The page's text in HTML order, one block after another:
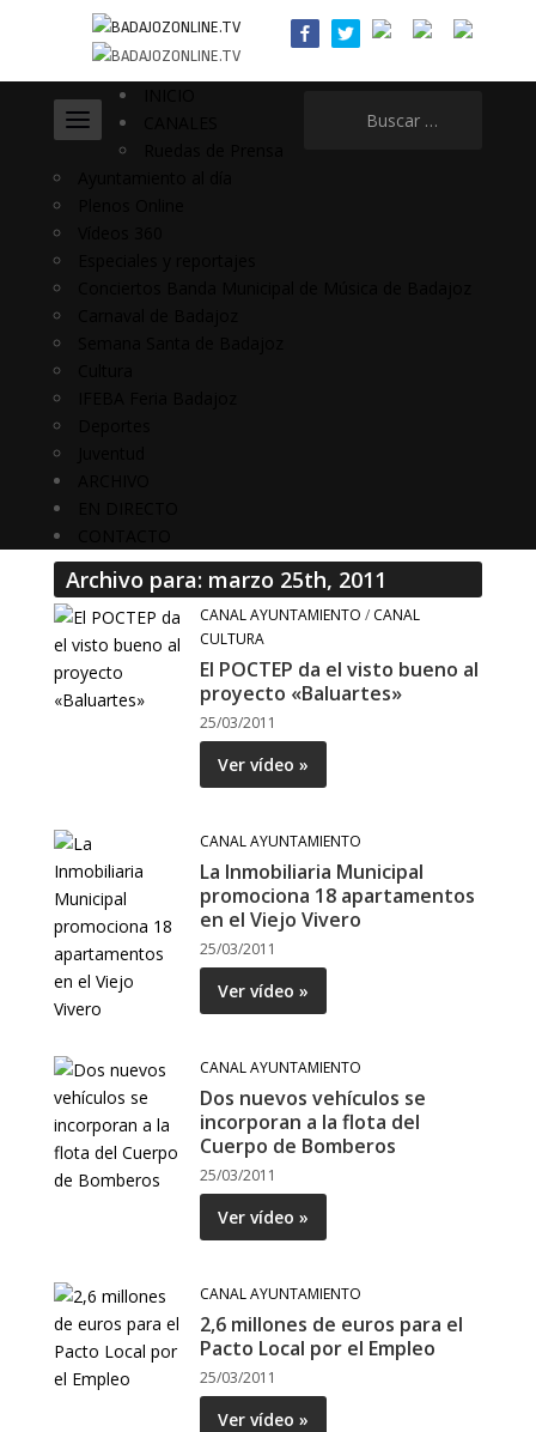
Archivo para: marzo 25th, 2011
CANAL AYUNTAMIENTO / CANAL
CULTURA
El POCTEP da el visto bueno al
proyecto «Baluartes»
25/03/2011
Ver vídeo »
CANAL AYUNTAMIENTO
La Inmobiliaria Municipal
promociona 18 apartamentos
en el Viejo Vivero
25/03/2011
Ver vídeo »
CANAL AYUNTAMIENTO
Dos nuevos vehículos se
incorporan a la flota del
Cuerpo de Bomberos
25/03/2011
Ver vídeo »
CANAL AYUNTAMIENTO
2,6 millones de euros para el
Pacto Local por el Empleo
25/03/2011
Ver vídeo »